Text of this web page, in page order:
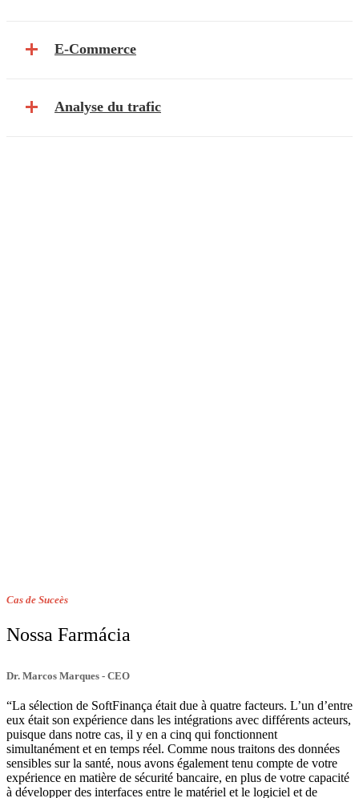
E-Commerce
Analyse du trafic
Cas de Suceès
Nossa Farmácia
Dr. Marcos Marques - CEO
“La sélection de SoftFinança était due à quatre facteurs. L’un d’entre
eux était son expérience dans les intégrations avec différents acteurs,
puisque dans notre cas, il y en a cinq qui fonctionnent
simultanément et en temps réel. Comme nous traitons des données
sensibles sur la santé, nous avons également tenu compte de votre
expérience en matière de sécurité bancaire, en plus de votre capacité
à développer des interfaces entre le matériel et le logiciel et de